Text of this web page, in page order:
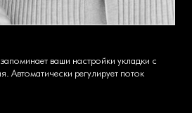
ваши настройки укладки с
Автоматически регулирует поток